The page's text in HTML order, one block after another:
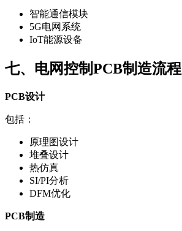
智能通信模块
5G电网系统
IoT能源设备
七、电网控制PCB制造流程
PCB设计
包括：
原理图设计
堆叠设计
热仿真
SI/PI分析
DFM优化
PCB制造